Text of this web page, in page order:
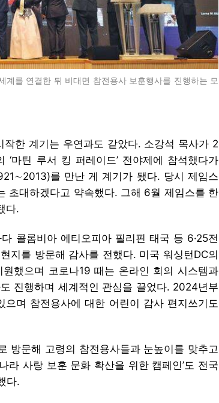
를 연결한 뒤 비대면 참전용사 보훈행사를 진행하는 모
한 계기는 우연과도 같았다. 소강석 목사가 2
마틴 루서 킹 퍼레이드’ 전야제에 참석했다가
를 만난 게 계기가 됐다. 당시 제임스
초대하겠다고 약속했다. 그해 6월 제임스를 한
다.
콜롬비아 에티오피아 필리핀 태국 등 6·25전
지를 방문해 감사를 전했다. 미국 워싱턴DC의
했으며 코로나19 때는 온라인 회의 시스템과
진행하며 세계적인 관심을 끌었다. 2024년부
며 참전용사에 대한 어린이 감사 편지쓰기도
방문해 고령의 참전용사들과 눈높이를 맞추고
라 사랑 보훈 문화 확산을 위한 캠페인’도 전국
다.